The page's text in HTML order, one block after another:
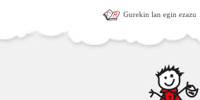
Gurekin lan egin ezazu